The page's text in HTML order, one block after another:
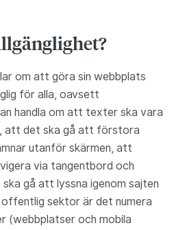
om att göra sin webbplats
för alla, oavsett
handla om att texter ska vara
att det ska gå att förstora
utanför skärmen, att
via tangentbord och
gå att lyssna igenom sajten
offentlig sektor är det numera
(webbplatser och mobila